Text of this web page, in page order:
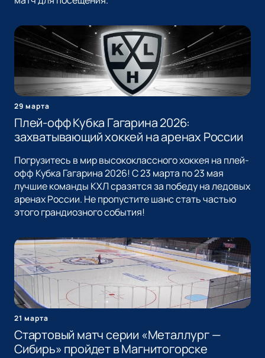
29 марта
Плей-офф Кубка Гагарина 2026:
захватывающий хоккей на аренах России
Погрузитесь в мир высококлассного хоккея на плей-
офф Кубка Гагарина 2026! С 23 марта по 23 мая
лучшие команды КХЛ сразятся за победу на ледовых
аренах России. Не пропустите шанс стать частью
этого грандиозного события!
21 марта
Стартовый матч серии «Металлург —
Сибирь» пройдет в Магнитогорске